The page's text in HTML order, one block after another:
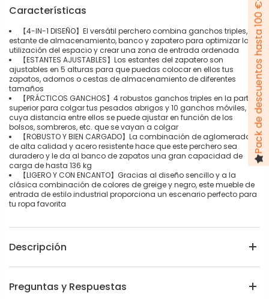
Características
【4-IN-1 DISEÑO】El versátil perchero combina ganchos triples,
estante de almacenamiento, banco y zapatero para optimizar la
utilización del espacio y crear una zona de entrada ordenada
【ESTANTES AJUSTABLES】Los estantes del zapatero son
ajustables en 5 alturas para que puedas colocar en ellos tus
zapatos, adornos o cestas de almacenamiento de diferentes
tamaños
【PRÁCTICOS GANCHOS】4 robustos ganchos triples en la parte
superior para colgar tus pesados abrigos y 10 ganchos móviles,
cuya distancia entre ellos se puede ajustar en función de los
bolsos, sombreros, etc. que se vayan a colgar
【ROBUSTO Y BIEN CARGADO】La combinación de aglomerado
de alta calidad y acero resistente hace que este perchero sea
duradero y le da al banco de zapatos una gran capacidad de
carga de hasta 136 kg
【LIGERO Y CON ENCANTO】Gracias al diseño sencillo y a la
clásica combinación de colores de greige y negro, este mueble de
entrada de estilo industrial proporciona un escenario perfecto para
tu ropa favorita
Descripción
Preguntas y Respuestas
Pack de descuentos hasta 100 €